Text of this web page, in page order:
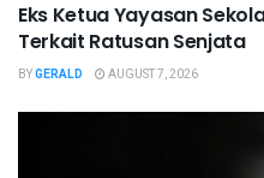
Eks Ketua Yayasan
Terkait Ratusan Senjata
BYGERALD AUGUST 7, 2026